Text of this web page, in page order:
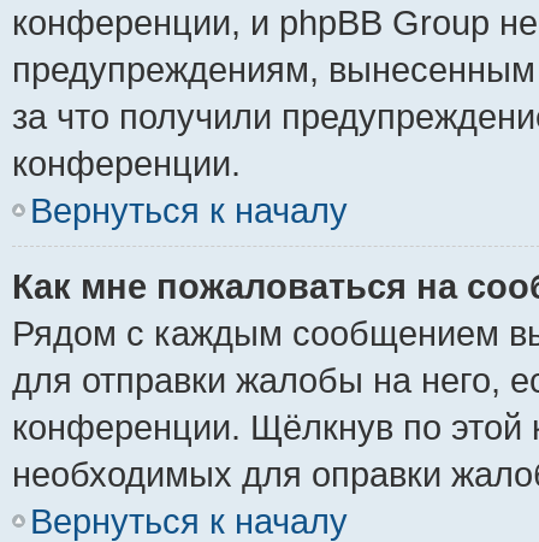
конференции, и phpBB Group
предупреждениям,
за что получили
конференции.
Вернуться к началу
Как мне пожаловаться на
Рядом с каждым сообщением
для отправки жалобы на него,
конференции. Щёлкнув по этой
необходимых для оправки
Вернуться к началу